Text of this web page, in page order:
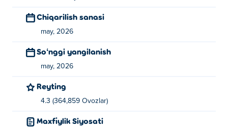
Ish stoli:
Chap/o'ng strelka:
Yuqoriga strelka:Sakrash
Pastga o'q:
Mobil:
Chiqarilish sanasi
may, 2026
Soʻnggi yangilanish
may, 2026
Reyting
4.3 (364,859 Ovozlar)
Maxfiylik Siyosati